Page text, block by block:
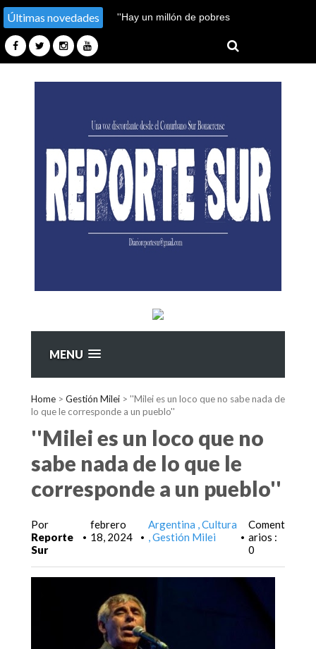
Últimas novedades
''Hay un millón de pobres
MENU
Home > Gestión Milei > ''Milei es un loco que no sabe nada de
lo que le corresponde a un pueblo''
''Milei es un loco que no
sabe nada de lo que le
corresponde a un pueblo''
Por
Reporte
Sur
•
febrero
18, 2024
•
Argentina Cultura
Gestión Milei
•
Coment
arios :
0